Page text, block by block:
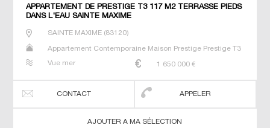
APPARTEMENT DE PRESTIGE T3 117 M2 TERRASSE PIEDS
DANS L'EAU SAINTE MAXIME
SAINTE MAXIME(83120)
Appartement Contemporaine Maison Prestige Prestige T3
Vue mer
1 650 000 €
CONTACT APPELER
AJOUTER A MA SÉLECTION